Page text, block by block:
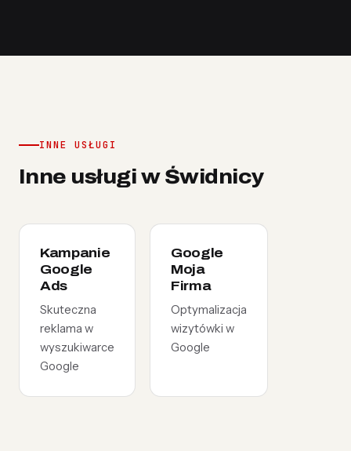
INNE USŁUGI
Inne usługi w Świdnicy
Kampanie
Google
Ads
Skuteczna
reklama w
wyszukiwarce
Google
Google
Moja
Firma
Optymalizacja
wizytówki w
Google